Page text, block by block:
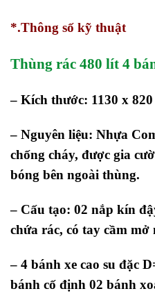
*.Thông số kỹ thuật
Thùng rác 480 lít 4
– Kích thước: 1130 x
– Nguyên liệu: Nhựa
chống cháy, được gia
bóng bên ngoài thùng.
– Cấu tạo: 02 nắp kín
chứa rác, có tay cầm mở
– 4 bánh xe cao su đặc
bánh cố định 02 bánh